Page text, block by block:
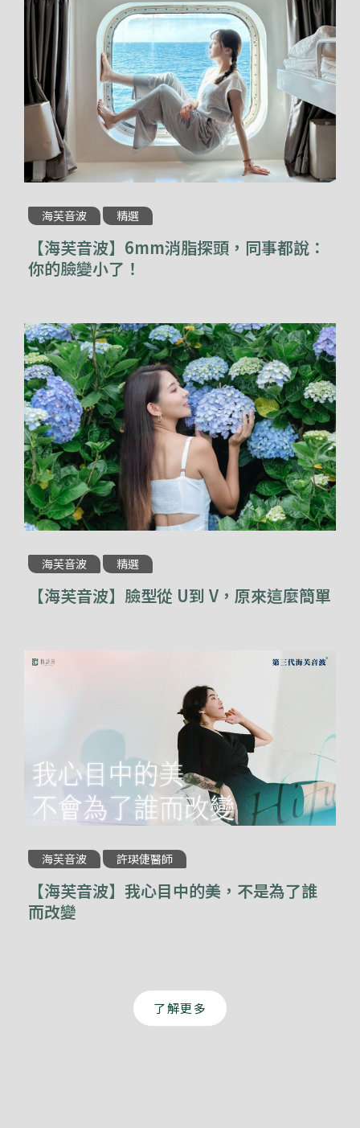
【海芙音波】6mm消脂探頭，同事都說：
你的臉變小了！
海芙音波 精選
【海芙音波】臉型從 U到 V，原來這麼簡單
海芙音波 精選
【海芙音波】我心目中的美，不是為了誰
而改變
海芙音波 許瑛倢醫師
了解更多